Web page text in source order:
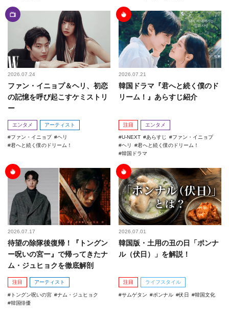
2026.07.24
ファン・イニョプ＆ヘリ、初恋
の記憶を呼び起こすケミストリ
ー
エンタメ アーティスト
ファン・イニョプ
ヘリ
君へと続く僕のドリーム！
2026.07.21
韓国ドラマ『君へと続く僕のド
リーム！』あらすじ紹介
注目 エンタメ
U-NEXT あらすじ
ファン・イニョプ
ヘリ
君へと続く僕のドリーム！
韓国ドラマ
2026.07.17
待望の除隊後復帰！『トングン
ー呪いの宮ー』で帰ってきたナ
ム・ジュヒョクを徹底解剖
注目 アーティスト
トングン呪いの宮
ナム・ジュヒョク
韓国俳優
2026.07.01
韓国版・土用の丑の日「ポンナ
ル（伏日）」を解説！
注目 ライフスタイル
サムゲタン ポンナル 伏日 韓国文化